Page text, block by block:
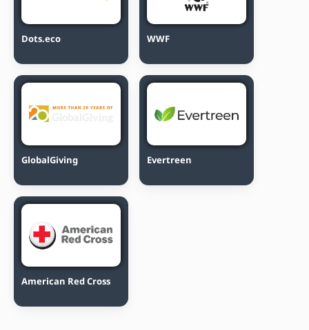
Dots.eco WWF
GlobalGiving Evertreen
American Red Cross